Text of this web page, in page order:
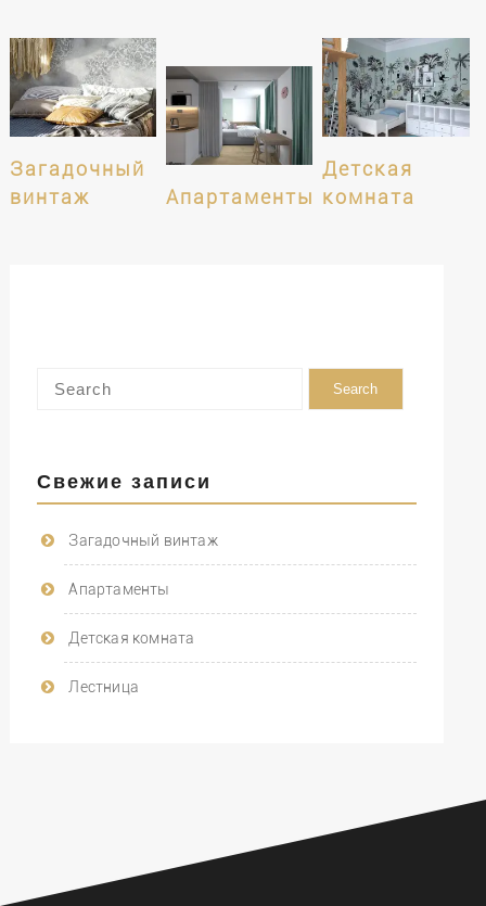
Загадочный
винтаж
Апартаменты
Детская
комната
Свежие записи
Загадочный винтаж
Апартаменты
Детская комната
Лестница